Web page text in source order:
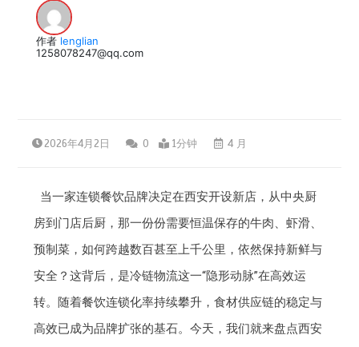
作者 lenglian
1258078247@qq.com
2026年4月2日 0 1分钟 4 月
当一家连锁餐饮品牌决定在西安开设新店，从中央厨
房到门店后厨，那一份份需要恒温保存的牛肉、虾滑、
预制菜，如何跨越数百甚至上千公里，依然保持新鲜与
安全？这背后，是冷链物流这一“隐形动脉”在高效运
转。随着餐饮连锁化率持续攀升，食材供应链的稳定与
高效已成为品牌扩张的基石。今天，我们就来盘点西安